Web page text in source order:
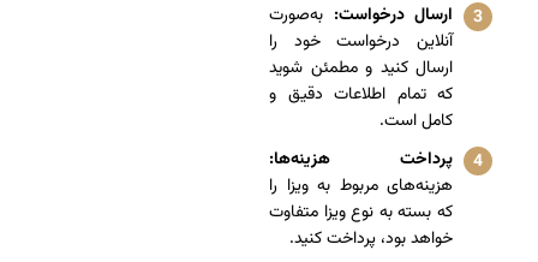
ارسال درخواست: به‌صورت
آنلاین درخواست خود را
ارسال کنید و مطمئن شوید
که تمام اطلاعات دقیق و
کامل است.
پرداخت هزینه‌ها:
هزینه‌های مربوط به ویزا را
که بسته به نوع ویزا متفاوت
خواهد بود، پرداخت کنید.